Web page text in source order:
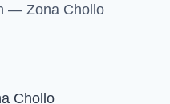
— Zona Chollo
Chollo